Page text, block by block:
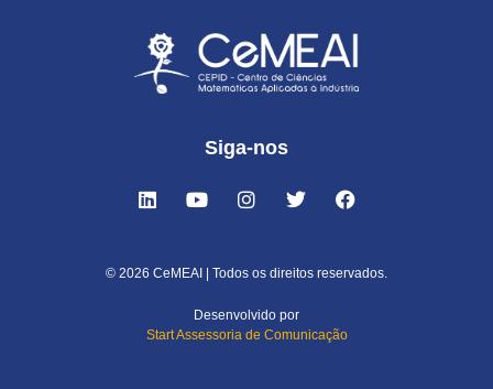
Siga-nos
© 2026 CeMEAI | Todos os direitos reservados.
Desenvolvido por
Start Assessoria de Comunicação